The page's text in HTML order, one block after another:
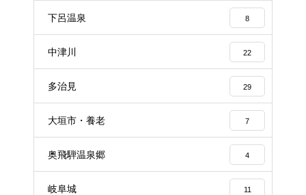
下呂温泉 8
中津川 22
多治見 29
大垣市・養老 7
奥飛騨温泉郷 4
岐阜城 11